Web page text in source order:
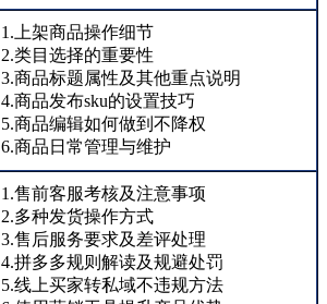
1.上架商品操作细节
2.类目选择的重要性
3.商品标题属性及其他重点说明
4.商品发布sku的设置技巧
5.商品编辑如何做到不降权
6.商品日常管理与维护
1.售前客服考核及注意事项
2.多种发货操作方式
3.售后服务要求及差评处理
4.拼多多规则解读及规避处罚
5.线上买家转私域不违规方法